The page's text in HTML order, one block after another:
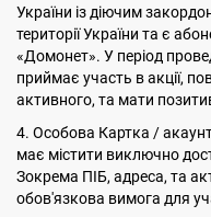
України із діючим
території України та є
«Домонет». У період
приймає участь в акції,
активного, та мати
4. Особова Картка /
має містити виключно
Зокрема ПІБ, адреса, та
обов'язкова вимога для